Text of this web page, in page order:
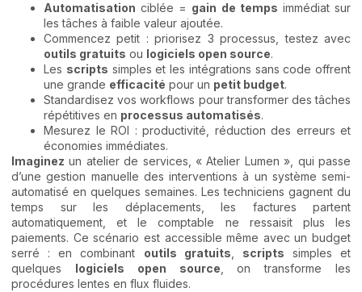
Automatisation ciblée = gain de temps immédiat sur
les tâches à faible valeur ajoutée.
Commencez petit : priorisez 3 processus, testez avec
outils gratuits ou logiciels open source.
Les scripts simples et les intégrations sans code offrent
une grande efficacité pour un petit budget.
Standardisez vos workflows pour transformer des tâches
répétitives en processus automatisés.
Mesurez le ROI : productivité, réduction des erreurs et
économies immédiates.
Imaginez un atelier de services, « Atelier Lumen », qui passe
d’une gestion manuelle des interventions à un système semi-
automatisé en quelques semaines. Les techniciens gagnent du
temps sur les déplacements, les factures partent
automatiquement, et le comptable ne ressaisit plus les
paiements. Ce scénario est accessible même avec un budget
serré : en combinant outils gratuits scripts simples et
quelques logiciels open source , on transforme les
procédures lentes en flux fluides.